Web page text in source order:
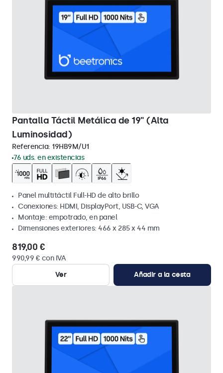
Pantalla Táctil Metálica de 19" (Alta
Luminosidad)
Referencia: 19HB9M/U1
76 uds. en existencias
Panel multitáctil Full-HD de alto brillo
Conexiones: HDMI, DisplayPort, USB-C, VGA
Montaje: empotrado, en panel
Dimensiones exteriores: 466 x 285 x 44 mm
819,00 €
990,99 € con IVA
Ver
Añadir a la cesta